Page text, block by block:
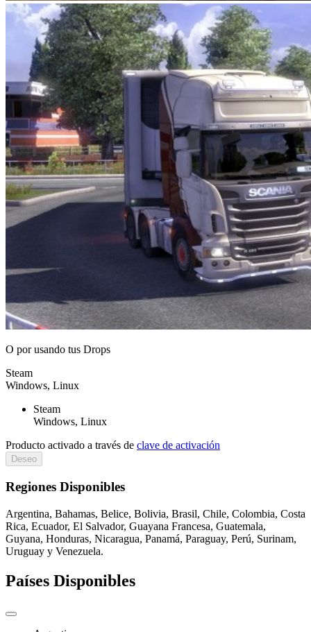
O porusando tus Drops
Steam
Windows, Linux
Steam
Windows, Linux
Producto activado a través de clave de activación
Deseo
Regiones Disponibles
Argentina, Bahamas, Belice, Bolivia, Brasil, Chile, Colombia, Costa
Rica, Ecuador, El Salvador, Guayana Francesa, Guatemala,
Guyana, Honduras, Nicaragua, Panamá, Paraguay, Perú, Surinam,
Uruguay y Venezuela.
Países Disponibles